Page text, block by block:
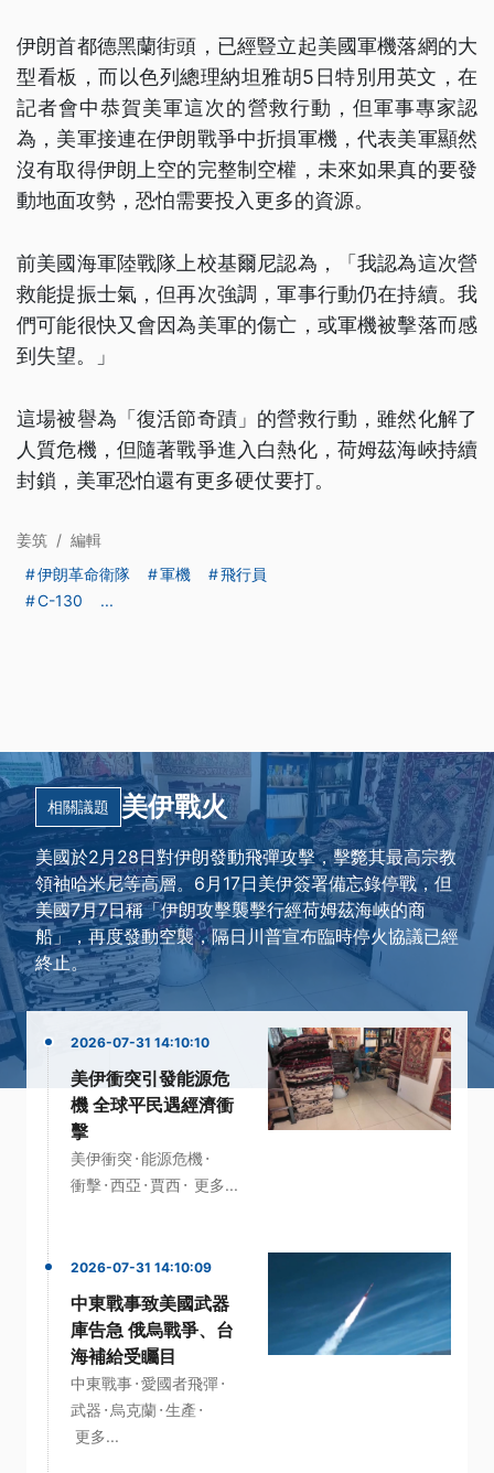
伊朗首都德黑蘭街頭，已經豎立起美國軍機落網的大
型看板，而以色列總理納坦雅胡5日特別用英文，在
記者會中恭賀美軍這次的營救行動，但軍事專家認
為，美軍接連在伊朗戰爭中折損軍機，代表美軍顯然
沒有取得伊朗上空的完整制空權，未來如果真的要發
動地面攻勢，恐怕需要投入更多的資源。
前美國海軍陸戰隊上校基爾尼認為，「我認為這次營
救能提振士氣，但再次強調，軍事行動仍在持續。我
們可能很快又會因為美軍的傷亡，或軍機被擊落而感
到失望。」
這場被譽為「復活節奇蹟」的營救行動，雖然化解了
人質危機，但隨著戰爭進入白熱化，荷姆茲海峽持續
封鎖，美軍恐怕還有更多硬仗要打。
姜筑 / 編輯
伊朗革命衛隊
軍機
飛行員
C-130
...
相關議題 美伊戰火
美國於2月28日對伊朗發動飛彈攻擊，擊斃其最高宗教
領袖哈米尼等高層。6月17日美伊簽署備忘錄停戰，但
美國7月7日稱「伊朗攻擊襲擊行經荷姆茲海峽的商
船」，再度發動空襲，隔日川普宣布臨時停火協議已經
終止。
2026-07-31 14:10:10
美伊衝突引發能源危
機 全球平民遇經濟衝
擊
美伊衝突·能源危機 ·
衝擊 ·西亞 ·賈西· 更多...
2026-07-31 14:10:09
中東戰事致美國武器
庫告急 俄烏戰爭、台
海補給受矚目
中東戰事·愛國者飛彈·
武器 · 烏克蘭·生產 ·
更多...